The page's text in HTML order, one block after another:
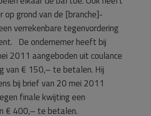
op grond van de [branche]-
verrekenbare tegenvordering
De ondernemer heeft bij
2011 aangeboden uit coulance
van € 150,– te betalen. Hij
bij brief van 20 mei 2011
finale kwijting een
€ 400,– te betalen.